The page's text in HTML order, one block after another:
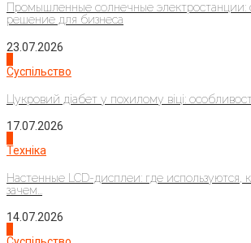
Промышленные солнечные электростанции:
решение для бизнеса
23.07.2026
Суспільство
Цукровий діабет у похилому віці:
17.07.2026
Техніка
Настенные LCD-дисплеи: где используются,
зачем...
14.07.2026